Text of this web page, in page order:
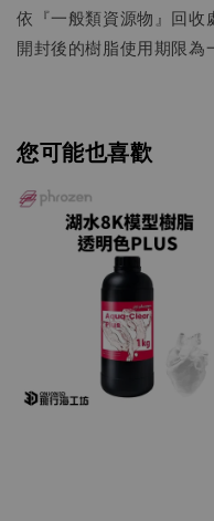
依『一般類資源物』回收
開封後的樹脂使用期限為
您可能也喜歡